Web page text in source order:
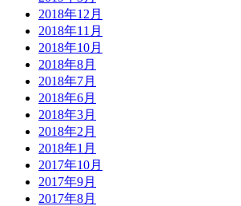
2018年12月
2018年11月
2018年10月
2018年8月
2018年7月
2018年6月
2018年3月
2018年2月
2018年1月
2017年10月
2017年9月
2017年8月